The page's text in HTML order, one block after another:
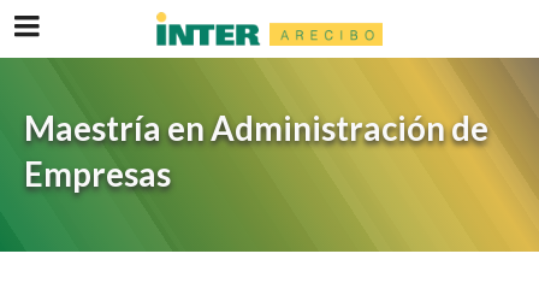
Maestría en Administración de
Empresas